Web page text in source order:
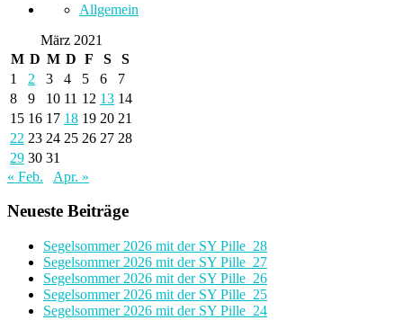
Allgemein
März 2021
M D M D F S
S
1
2 3 4 5 6
7
8
9 10 11 12 13 14
15 16 17 18 19 20 21
22 23 24 25 26 27 28
29 30 31
« Feb.
Apr. »
Neueste Beiträge
Segelsommer 2026 mit der SY Pille_28
Segelsommer 2026 mit der SY Pille_27
Segelsommer 2026 mit der SY Pille_26
Segelsommer 2026 mit der SY Pille_25
Segelsommer 2026 mit der SY Pille_24